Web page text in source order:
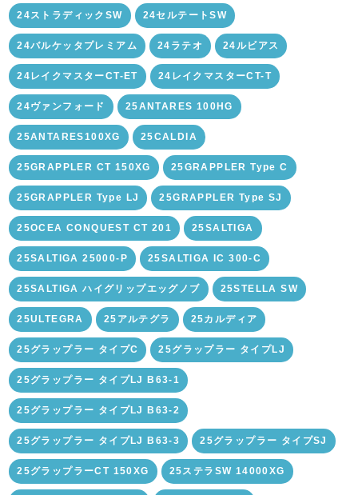
24ストラディックSW 24セルテートSW
24バルケッタプレミアム 24ラテオ 24ルビアス
24レイクマスターCT-ET 24レイクマスターCT-T
24ヴァンフォード 25ANTARES 100HG
25ANTARES100XG 25CALDIA
25GRAPPLER CT 150XG 25GRAPPLER Type C
25GRAPPLER Type LJ 25GRAPPLER Type SJ
25OCEA CONQUEST CT 201 25SALTIGA
25SALTIGA 25000-P 25SALTIGA IC 300-C
25SALTIGA ハイグリップエッグノブ 25STELLA SW
25ULTEGRA 25アルテグラ 25カルディア
25グラップラー タイプC 25グラップラー タイプLJ
25グラップラー タイプLJ B63-1
25グラップラー タイプLJ B63-2
25グラップラー タイプLJ B63-3 25グラップラー タイプSJ
25グラップラーCT 150XG 25ステラSW 14000XG